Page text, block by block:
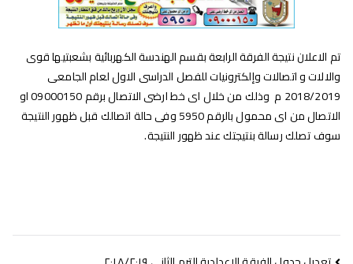
تم الاعلان نتيجة الفرقة الرابعة بقسم الهندسة الكهربائية بشعبتيها قوى
والالات و اتصالات وإلكترونيات للفصل الدراسى الاول لعام الجامعى
2018/2019 م وذلك من خلال اى خط ارضى الاتصال برقم 09000150 او
الاتصال من اى محمول بالرقم 5950 وفى حالة اتصالك قبل ظهور النتيجة
سوف تصلك رسالة بنتيجتك عند ظهور النتيجة.